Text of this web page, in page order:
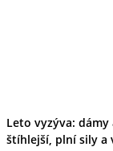
Leto vyzýva:
štíhlejší, plní sily a